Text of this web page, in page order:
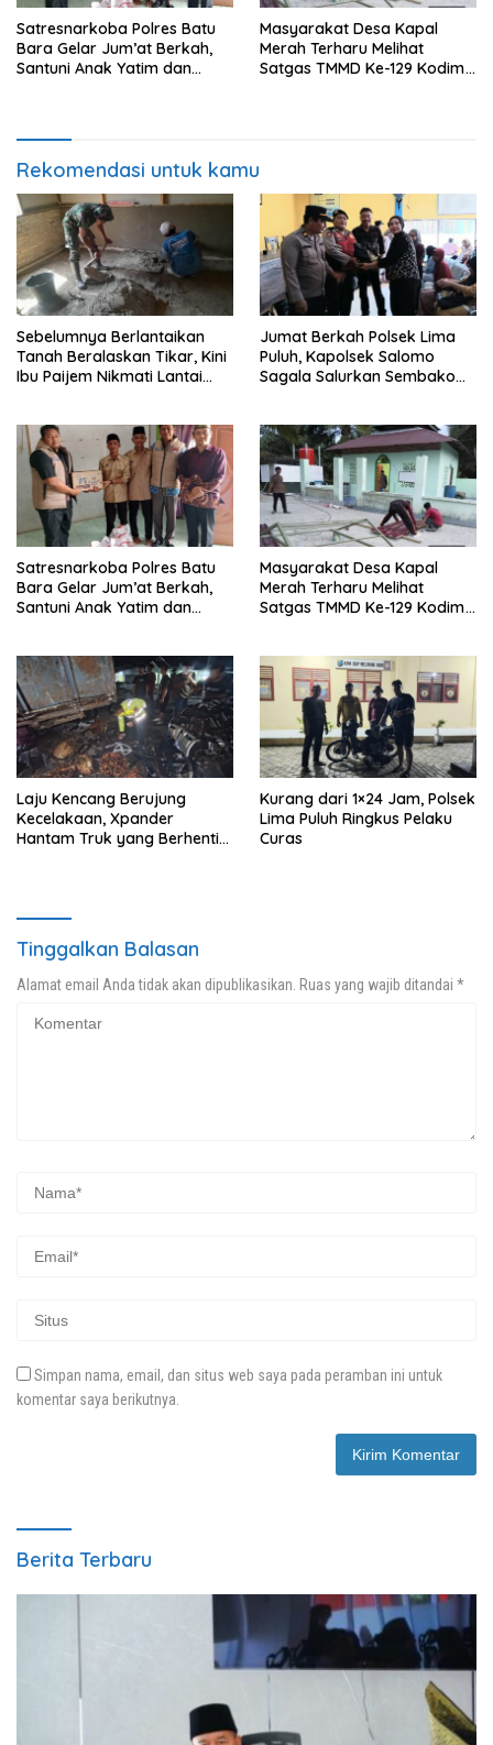
Satresnarkoba Polres Batu
Bara Gelar Jum’at Berkah,
Santuni Anak Yatim dan
Masyarakat Desa Kapal
Merah Terharu Melihat
Satgas TMMD Ke-129 Kodim
Rekomendasi untuk kamu
Sebelumnya Berlantaikan
Tanah Beralaskan Tikar, Kini
Ibu Paijem Nikmati Lantai
0208/Asahan
Jumat Berkah Polsek Lima
Puluh, Kapolsek Salomo
Sagala Salurkan Sembako
Satresnarkoba Polres Batu
Bara Gelar Jum’at Berkah,
Santuni Anak Yatim dan
Masyarakat Desa Kapal
Merah Terharu Melihat
Satgas TMMD Ke-129 Kodim
Mushollah Al Maghribi
Laju Kencang Berujung
Kecelakaan, Xpander
Hantam Truk yang Berhenti
Kurang dari 1×24 Jam, Polsek
Lima Puluh Ringkus Pelaku
Curas
Tinggalkan Balasan
Alamat email Anda tidak akan dipublikasikan. Ruas yang wajib ditandai *
Simpan nama, email, dan situs web saya pada peramban ini untuk
komentar saya berikutnya.
Berita Terbaru